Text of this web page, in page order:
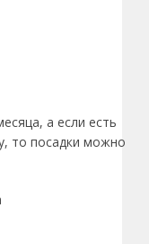
а если есть
то посадки можно